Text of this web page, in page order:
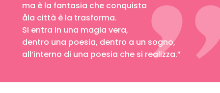
ma è la fantasia che conquista
åla città è la trasforma.
Si entra in una magia vera,
dentro una poesia, dentro a un sogno,
all’interno di una poesia che si realizza.”